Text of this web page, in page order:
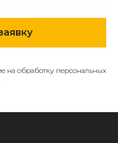
на обработку персональных